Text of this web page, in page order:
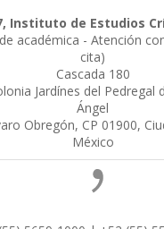
Instituto de Estudios
académica - Atención
cita)
Cascada 180
Jardínes del Pedregal
Ángel
Obregón, CP 01900,
México